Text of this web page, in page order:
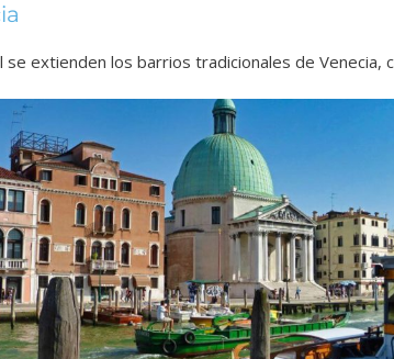
se extienden los barrios tradicionales de